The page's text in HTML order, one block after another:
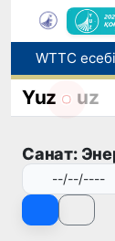
Yuz uz
Санат: